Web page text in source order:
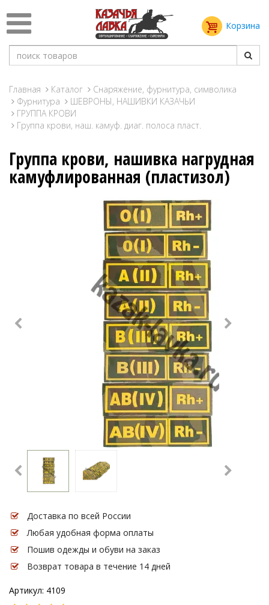
Корзина
Главная Каталог
Снаряжение, фурнитура, символика
Фурнитура
ШЕВРОНЫ, НАШИВКИ КАЗАЧЬИ
ГРУППА КРОВИ
Группа крови, наш. камуф. диаг. полоса пласт.
Группа крови, нашивка нагрудная
камуфлированная (пластизол)
Доставка по всей России
Любая удобная форма оплаты
Пошив одежды и обуви на заказ
Возврат товара в течение 14 дней
Артикул: 4109